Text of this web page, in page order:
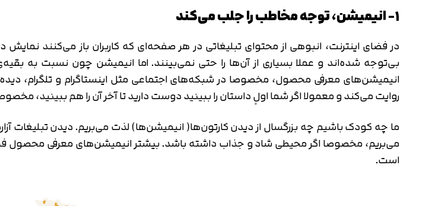
۱- انیمیشن، توجه مخاطب را جلب می‌کند
در فضای اینترنت، انبوهی از محتوای تبلیغاتی در هر صفحه‌ای که کاربران باز می‌کنند
بی‌توجه شده‌اند و عملا بسیاری از آن‌ها را حتی نمی‌بینند. اما انیمیشن چون نسبت به
انیمیشن‌های معرفی محصول، مخصوصا در شبکه‌های اجتماعی مثل اینستاگرام و تلگرام،
روایت می‌کند و معمولا اگر شما اولٍ داستان را ببینید دوست دارید تا آخر آن را هم ببینید،
ما چه کودک باشیم چه بزرگسال از دیدن کارتون‌ها( انیمیشن‌ها) لذت می‌بریم. دیدن تبلیغات
می‌بریم، مخصوصا اگر محیطی شاد و جذاب داشته باشد. بیشتر انیمیشن‌های معرفی محصول
است.